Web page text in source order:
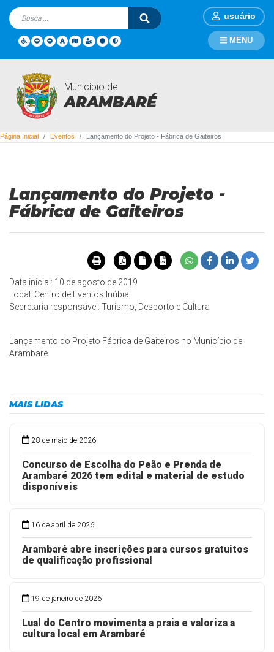
usuário
Município de
ARAMBARÉ
MENU
Eventos
Página Inicial Eventos Lançamento do Projeto - Fábrica de Gaiteiros
Lançamento do Projeto -
Fábrica de Gaiteiros
Data inicial: 10 de agosto de 2019
Local: Centro de Eventos Inúbia.
Secretaria responsável: Turismo, Desporto e Cultura
Lançamento do Projeto Fábrica de Gaiteiros no Município de
Arambaré
MAIS LIDAS
28 de maio de 2026
Concurso de Escolha do Peão e Prenda de
Arambaré 2026 tem edital e material de estudo
disponíveis
16 de abril de 2026
Arambaré abre inscrições para cursos gratuitos
de qualificação profissional
19 de janeiro de 2026
Lual do Centro movimenta a praia e valoriza a
cultura local em Arambaré